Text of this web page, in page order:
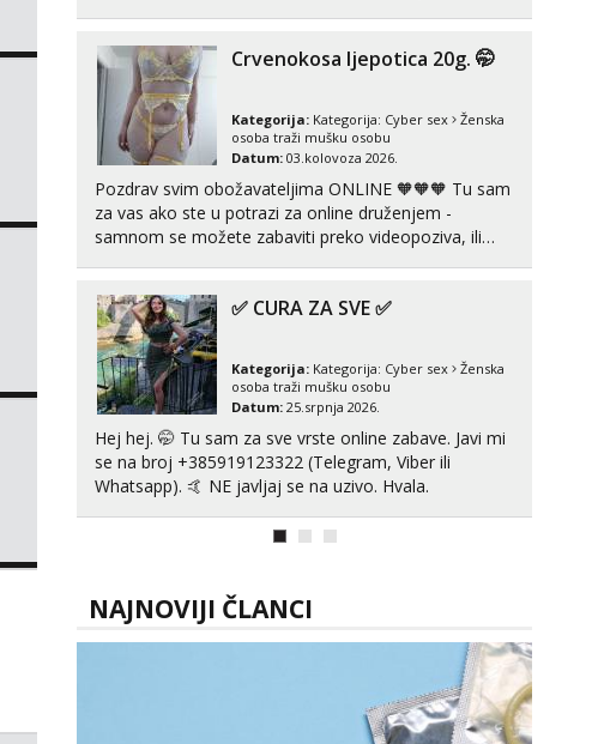
poljupce po tijelu koji me jako pale,obozavam kad
muskar...
Crvenokosa ljepotica 20g. 🤭
Kategorija: Kategorija: Cyber sex
Ženska
osoba traži mušku osobu
Datum: 03.kolovoza 2026.
Pozdrav svim obožavateljima ONLINE 🧡🧡🧡 Tu sam
za vas ako ste u potrazi za online druženjem -
samnom se možete zabaviti preko videopoziva, ili
tipkanja uz slike i hot line pozive. Za vas sam
pripremila ...
✅ CURA ZA SVE ✅
Kategorija: Kategorija: Cyber sex
Ženska
osoba traži mušku osobu
Datum: 25.srpnja 2026.
Hej hej. 🤭 Tu sam za sve vrste online zabave. Javi mi
se na broj +385919123322 (Telegram, Viber ili
Whatsapp). 🤙 NE javljaj se na uzivo. Hvala.
NAJNOVIJI ČLANCI